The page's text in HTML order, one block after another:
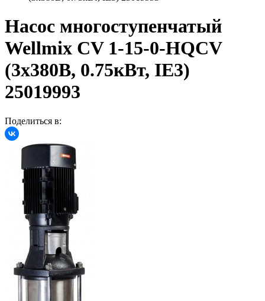
Насос многоступенчатый
Wellmix CV 1-15-0-HQCV
(3х380В, 0.75кВт, IE3)
25019993
Поделиться в: